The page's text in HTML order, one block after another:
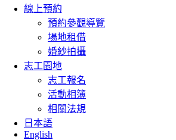
線上預約
預約參觀導覽
場地租借
婚紗拍攝
志工園地
志工報名
活動相簿
相關法規
日本語
English